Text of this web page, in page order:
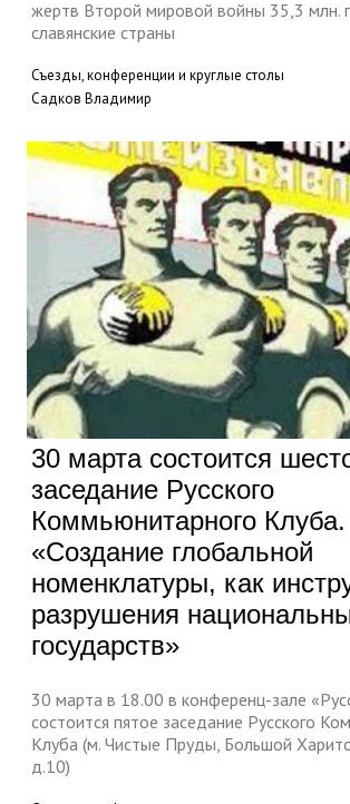
жертв Второй мировой войны 35,3 млн.
славянские страны
Съезды, конференции и круглые столы
Садков Владимир
30 марта состоится
заседание Русского
Коммьюнитарного
«Создание глобальной
номенклатуры, как
разрушения
государств»
30 марта в 18.00 в конференц-зале
состоится пятое заседание Русского
Клуба (м. Чистые Пруды, Большой
д.10)